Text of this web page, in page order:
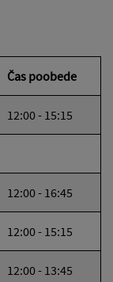
Čas poobede
12:00 - 15:15
12:00 - 16:45
12:00 - 15:15
12:00 - 13:45